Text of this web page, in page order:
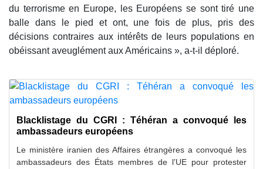
du terrorisme en Europe, les Européens se sont tiré une
balle dans le pied et ont, une fois de plus, pris des
décisions contraires aux intérêts de leurs populations en
obéissant aveuglément aux Américains », a-t-il déploré.
Blacklistage du CGRI : Téhéran a convoqué les
ambassadeurs européens
Le ministère iranien des Affaires étrangères a convoqué les
ambassadeurs des États membres de l’UE pour protester